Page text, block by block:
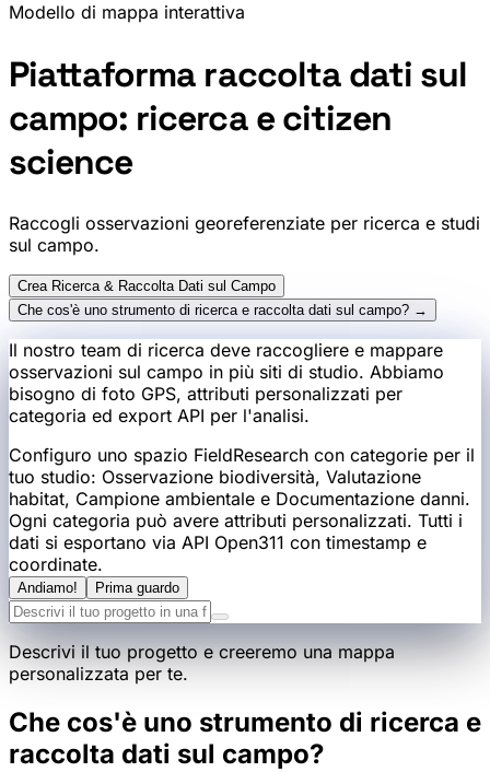
Modello di mappa interattiva
Piattaforma raccolta dati sul
campo: ricerca e citizen
science
Raccogli osservazioni georeferenziate per ricerca e studi
sul campo.
Crea Ricerca & Raccolta Dati sul Campo
Che cos'è uno strumento di ricerca e raccolta dati sul campo? →
Il nostro team di ricerca deve raccogliere e mappare
osservazioni sul campo in più siti di studio. Abbiamo
bisogno di foto GPS, attributi personalizzati per
categoria ed export API per l'analisi.
Configuro uno spazio FieldResearch con categorie per il
tuo studio: Osservazione biodiversità, Valutazione
habitat, Campione ambientale e Documentazione danni.
Ogni categoria può avere attributi personalizzati. Tutti i
dati si esportano via API Open311 con timestamp e
coordinate.
Andiamo! Prima guardo
Descrivi il tuo progetto e creeremo una mappa
personalizzata per te.
Che cos'è uno strumento di ricerca e
raccolta dati sul campo?